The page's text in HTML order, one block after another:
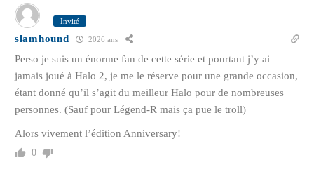
Invité
slamhound 2026 ans
Perso je suis un énorme fan de cette série et pourtant j’y ai
jamais joué à Halo 2, je me le réserve pour une grande occasion,
étant donné qu’il s’agit du meilleur Halo pour de nombreuses
personnes. (Sauf pour Légend-R mais ça pue le troll)
Alors vivement l’édition Anniversary!
0